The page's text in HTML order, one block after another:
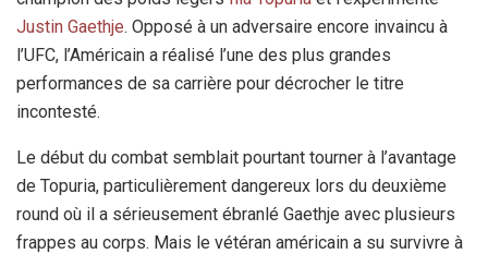
Justin Gaethje. Opposé à un adversaire encore invaincu à
l’UFC, l’Américain a réalisé l’une des plus grandes
performances de sa carrière pour décrocher le titre
incontesté.
Le début du combat semblait pourtant tourner à l’avantage
de Topuria, particulièrement dangereux lors du deuxième
round où il a sérieusement ébranlé Gaethje avec plusieurs
frappes au corps. Mais le vétéran américain a su survivre à